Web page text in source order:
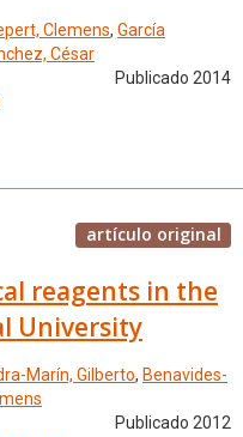
Clemens, García
César
Publicado 2014
artículo original
reagents in the
University
Marín, Gilberto, Benavides-
Publicado 2012